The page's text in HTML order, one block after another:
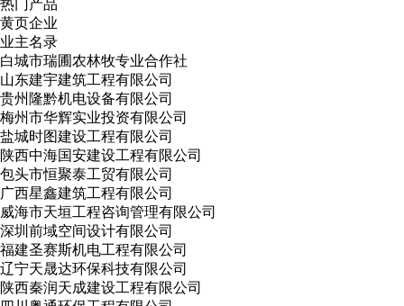
热门产品
黄页企业
业主名录
白城市瑞圃农林牧专业合作社
山东建宇建筑工程有限公司
贵州隆黔机电设备有限公司
梅州市华辉实业投资有限公司
盐城时图建设工程有限公司
陕西中海国安建设工程有限公司
包头市恒聚泰工贸有限公司
广西星鑫建筑工程有限公司
威海市天垣工程咨询管理有限公司
深圳前域空间设计有限公司
福建圣赛斯机电工程有限公司
辽宁天晟达环保科技有限公司
陕西秦润天成建设工程有限公司